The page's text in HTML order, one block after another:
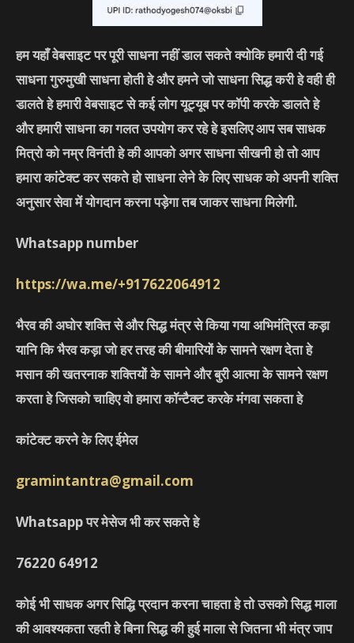
हम यहाँ वेबसाइट पर पूरी साधना नहीं डाल सकते क्योकि हमारी दी गई
साधना गुरुमुखी साधना होती हे और हमने जो साधना सिद्ध करी हे वही ही
डालते हे हमारी वेबसाइट से कई लोग यूट्यूब पर कॉपी करके डालते हे
और हमारी साधना का गलत उपयोग कर रहे हे इसलिए आप सब साधक
मित्रो को नम्र विनंती हे की आपको अगर साधना सीखनी हो तो आप
हमारा कांटेक्ट कर सकते हो साधना लेने के लिए साधक को अपनी शक्ति
अनुसार सेवा में योगदान करना पड़ेगा तब जाकर साधना मिलेगी.
Whatsapp number
https://wa.me/+917622064912
भैरव की अघोर शक्ति से और सिद्ध मंत्र से किया गया अभिमंत्रित कड़ा
यानि कि भैरव कड़ा जो हर तरह की बीमारियों के सामने रक्षण देता हे
मसान की खतरनाक शक्तियों के सामने और बुरी आत्मा के सामने रक्षण
करता हे जिसको चाहिए वो हमारा कॉन्टैक्ट करके मंगवा सकता हे
कांटेक्ट करने के लिए ईमेल
gramintantra@gmail.com
Whatsapp पर मेसेज भी कर सकते हे
76220 64912
कोई भी साधक अगर सिद्धि प्रदान करना चाहता हे तो उसको सिद्ध माला
की आवश्यकता रहती हे बिना सिद्ध की हुई माला से जितना भी मंत्र जाप